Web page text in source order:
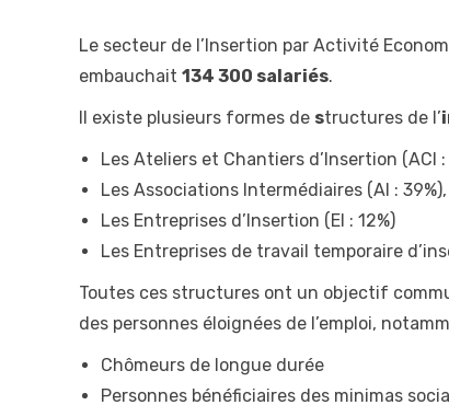
Le secteur de l’Insertion par Activité
embauchait 134 300 salariés.
Il existe plusieurs formes de structures de l’i
Les Ateliers et Chantiers d’Insertion (ACI :
Les Associations Intermédiaires (AI :
Les Entreprises d’Insertion (EI : 12%)
Les Entreprises de travail temporaire
Toutes ces structures ont un objectif
des personnes éloignées de l’emploi,
Chômeurs de longue durée
Personnes bénéficiaires des minimas